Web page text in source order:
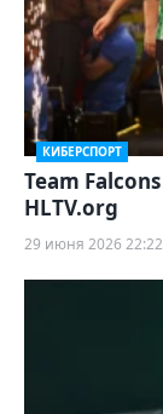
КИБЕРСПОРТ
Team
HLTV.org
29 июня 2026 22:22